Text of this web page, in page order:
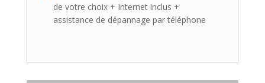
de votre choix + Internet inclus +
assistance de dépannage par téléphone